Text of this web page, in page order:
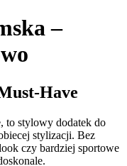
–
Have
to stylowy dodatek do
stylizacji. Bez
czy bardziej sportowe